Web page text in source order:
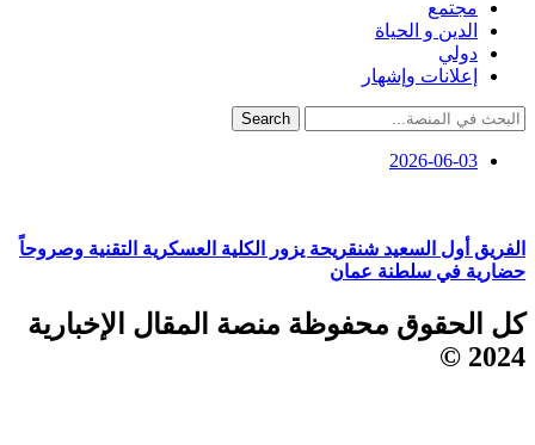
مجتمع
الدين و الحياة
دولي
إعلانات وإشهار
Search
2026-06-03
الفريق أول السعيد شنقريحة يزور الكلية العسكرية التقنية وصروحاً
حضارية في سلطنة عمان
كل الحقوق محفوظة منصة المقال الإخبارية
2024 ©